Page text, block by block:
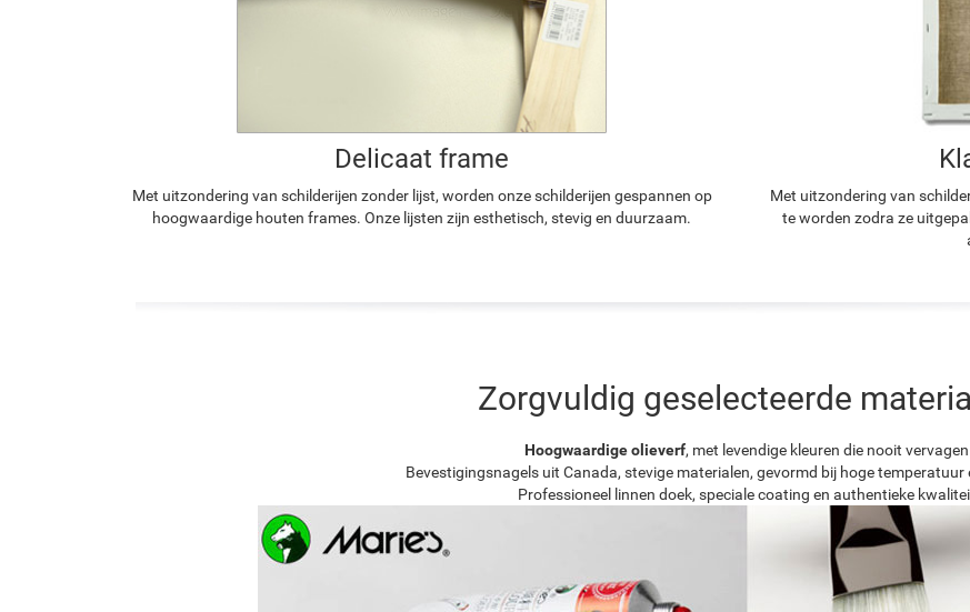
Delicaat frame
Met uitzondering van schilderijen zonder lijst, worden onze schilderijen gespannen op
hoogwaardige houten frames. Onze lijsten zijn esthetisch, stevig en duurzaam.
Met uitzondering van
te worden zodra ze
Zorgvuldig geselecteerde
Hoogwaardige olieverf, met levendige kleuren die nooit vervagen
Bevestigingsnagels uit Canada, stevige materialen, gevormd bij hoge temperatuur
Professioneel linnen doek, speciale coating en authentieke